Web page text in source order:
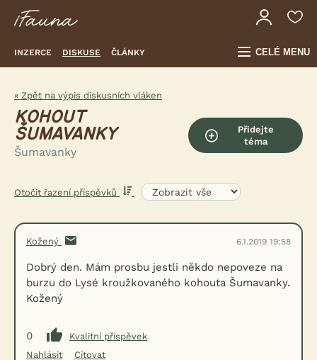
INZERCE DISKUSE ČLÁNKY CELÉ MENU
« Zpět na výpis diskusních vláken
KOHOUT
ŠUMAVANKY
Šumavanky
Přidejte
téma
Otočit řazení příspěvků
Kožený 6.1.2019 19:58
Dobrý den. Mám prosbu jestli někdo nepoveze na
burzu do Lysé kroužkovaného kohouta Šumavanky.
Kožený
0
Kvalitní příspěvek
Nahlásit
Citovat